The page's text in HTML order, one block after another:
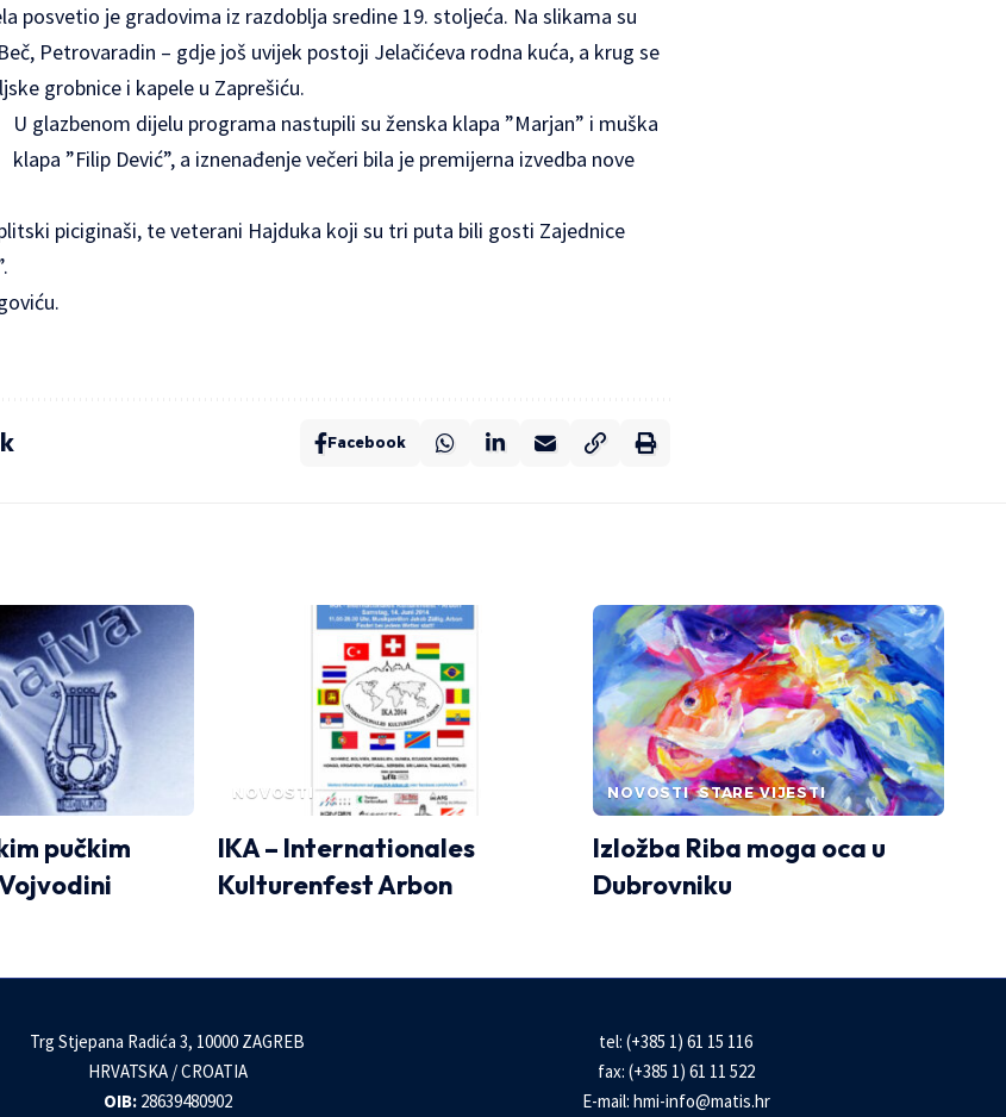
posvetio je gradovima iz razdoblja sredine 19. stoljeća. Na slikama su
Petrovaradin – gdje još uvijek postoji Jelačićeva rodna kuća, a krug se
grobnice i kapele u Zaprešiću.
U glazbenom dijelu programa nastupili su ženska klapa ”Marjan” i muška
klapa ”Filip Dević”, a iznenađenje večeri bila je premijerna izvedba nove
piciginaši, te veterani Hajduka koji su tri puta bili gosti Zajednice
Facebook
pučkim
NOVOSTI
IKA – Internationales
Kulturenfest Arbon
NOVOSTI STARE VIJESTI
Izložba Riba moga oca u
Dubrovniku
Trg Stjepana Radića 3, 10000 ZAGREB
HRVATSKA / CROATIA
OIB:28639480902
tel: (+385 1) 61 15 116
fax: (+385 1) 61 11 522
E-mail: hmi-info@matis.hr